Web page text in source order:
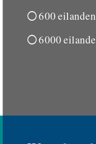
600 eilanden
6000